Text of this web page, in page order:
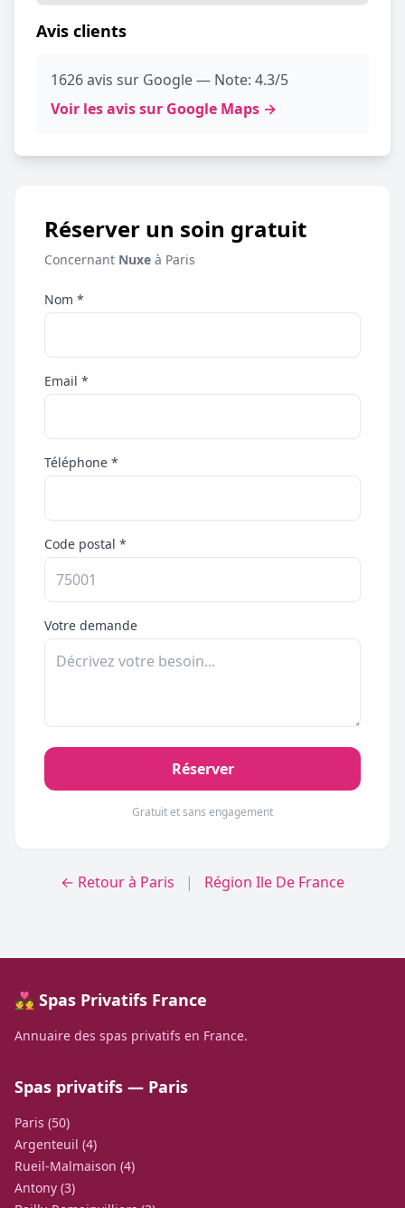
Avis clients
1626 avis sur Google — Note: 4.3/5
Voir les avis sur Google Maps →
Réserver un soin gratuit
Concernant Nuxe à Paris
Nom *
Email *
Téléphone *
Code postal *
Votre demande
Réserver
Gratuit et sans engagement
← Retour à Paris | Région Ile De France
💑 Spas Privatifs France
Annuaire des spas privatifs en France.
Spas privatifs — Paris
Paris (50)
Argenteuil (4)
Rueil-Malmaison (4)
Antony (3)